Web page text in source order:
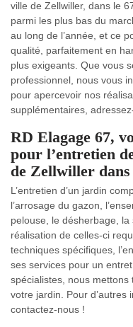
ville de Zellwiller, dans le
parmi les plus bas du
au long de l’année, et ce
qualité, parfaitement en
plus exigeants. Que vous
professionnel, nous vous
pour apercevoir nos
supplémentaires,
RD Elagage 67,
pour l’entretien
de Zellwiller dans
L’entretien d’un jardin
l’arrosage du gazon,
pelouse, le désherbage,
réalisation de celles-ci
techniques spécifiques,
ses services pour un
spécialistes, nous
votre jardin. Pour d’autres
contactez-nous !